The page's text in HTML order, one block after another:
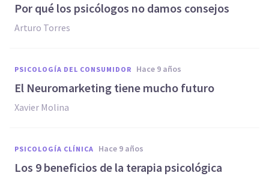
Por qué los psicólogos no damos consejos
Arturo Torres
PSICOLOGÍA DEL CONSUMIDOR hace 9 años
​El Neuromarketing tiene mucho futuro
Xavier Molina
PSICOLOGÍA CLÍNICA hace 9 años
​Los 9 beneficios de la terapia psicológica